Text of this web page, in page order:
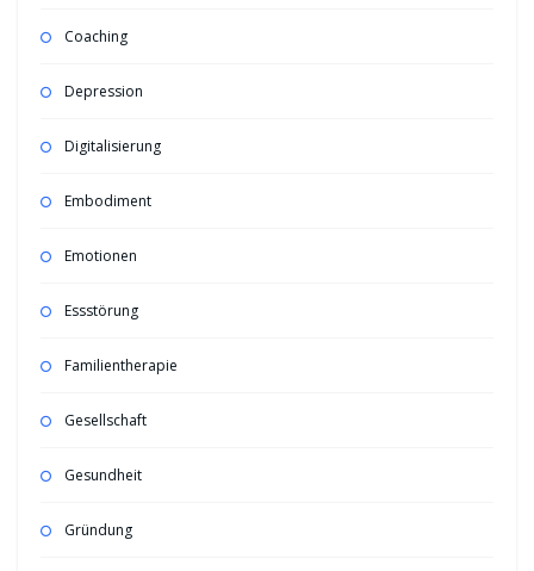
Coaching
Depression
Digitalisierung
Embodiment
Emotionen
Essstörung
Familientherapie
Gesellschaft
Gesundheit
Gründung